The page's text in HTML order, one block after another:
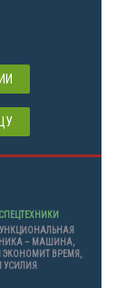
– МАШИНА,
ЭКОНОМИТ ВРЕМЯ,
УСИЛИЯ